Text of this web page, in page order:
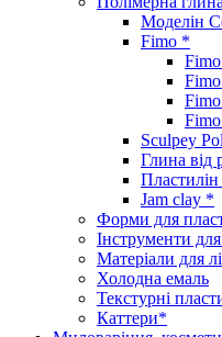
Моделін
Fimo *
Sculpey
Глина від
Jam clay *
Форми для
Інструменти
Матеріали для
Холодна емаль
Текстурні
Каттери*